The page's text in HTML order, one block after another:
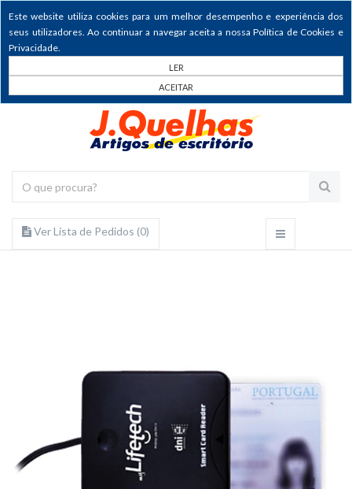
Este website utiliza cookies para um melhor desempenho e experiência dos
seus utilizadores. Ao continuar a navegar aceita a nossa Política de Cookies e
Privacidade.
LER
ACEITAR
Ver Lista de Pedidos (0)